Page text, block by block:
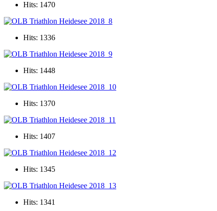
Hits: 1470
Hits: 1336
Hits: 1448
Hits: 1370
Hits: 1407
Hits: 1345
Hits: 1341